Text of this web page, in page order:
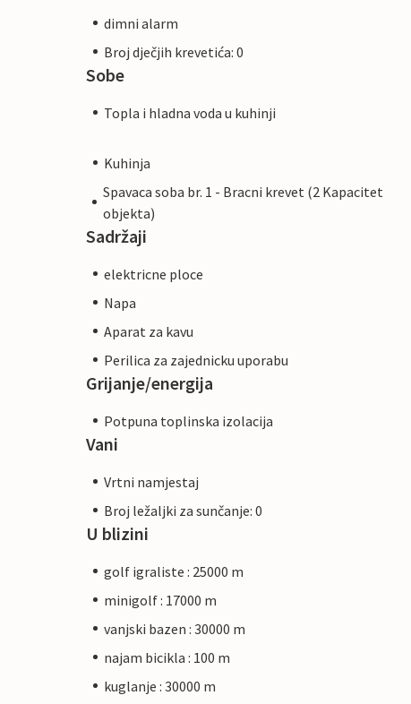
dimni alarm
Broj dječjih krevetića: 0
Sobe
Topla i hladna voda u kuhinji
Kuhinja
Spavaca soba br. 1 - Bracni krevet (2 Kapacitet
objekta)
Sadržaji
elektricne ploce
Napa
Aparat za kavu
Perilica za zajednicku uporabu
Grijanje/energija
Potpuna toplinska izolacija
Vani
Vrtni namjestaj
Broj ležaljki za sunčanje: 0
U blizini
golf igraliste : 25000 m
minigolf : 17000 m
vanjski bazen : 30000 m
najam bicikla : 100 m
kuglanje : 30000 m